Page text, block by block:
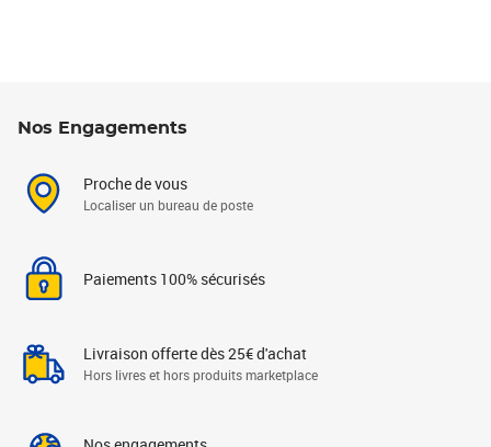
Nos Engagements
Proche de vous
Localiser un bureau de poste
Paiements 100% sécurisés
Livraison offerte dès 25€ d'achat
Hors livres et hors produits marketplace